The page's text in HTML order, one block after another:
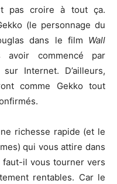
pas croire à tout ça.
(le personnage du
dans le film Wall
commencé par
Internet. D’ailleurs,
comme Gekko tout
richesse rapide (et le
qui vous attire dans
il vous tourner vers
rentables. Car le